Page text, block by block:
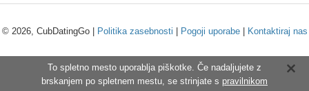
© 2026, CubDatingGo | Politika zasebnosti Pogoji uporabe| Kontaktiraj nas
To spletno mesto uporablja piškotke. Če nadaljujete z
brskanjem po spletnem mestu, se strinjate s pravilnikom